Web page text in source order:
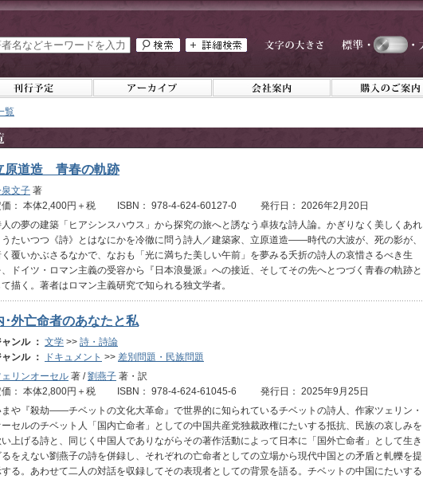
覧
原道造 青春の軌跡
文子 著
価： 本体2,400円＋税 ISBN： 978-4-624-60127-0 発行日： 2026年2月20日
の夢の建築「ヒアシンスハウス」から探究の旅へと誘なう卓抜な詩人論。かぎりなく美しくあれ
うたいつつ《詩》とはなにかを冷徹に問う詩人／建築家、立原道造――時代の大波が、死の影が、
覆いかぶさるなかで、なおも「光に満ちた美しい午前」を夢みる夭折の詩人の哀惜さるべき生
、ドイツ・ロマン主義の受容から『日本浪曼派』への接近、そしてその先へとつづく青春の軌跡と
て描く。著者はロマン主義研究で知られる独文学者。
･外亡命者のあなたと私
ンル ： 文学 >> 詩・詩論
ンル ：
ドキュメント >> 差別問題・民族問題
ェリンオーセル 著 /劉燕子 著・訳
価： 本体2,800円＋税 ISBN： 978-4-624-61045-6 発行日： 2025年9月25日
まや『殺劫――チベットの文化大革命』で世界的に知られているチベットの詩人、作家ツェリン・
ーセルのチベット人「国内亡命者」としての中国共産党独裁政権にたいする抵抗、民族の哀しみを
上げる詩と、同じく中国人でありながらその著作活動によって日本に「国外亡命者」として生き
るをえない劉燕子の詩を併録し、それぞれの亡命者としての立場から現代中国との矛盾と軋轢を提
る。あわせて二人の対話を収録してその表現者としての背景を語る。チベットの中国にたいする